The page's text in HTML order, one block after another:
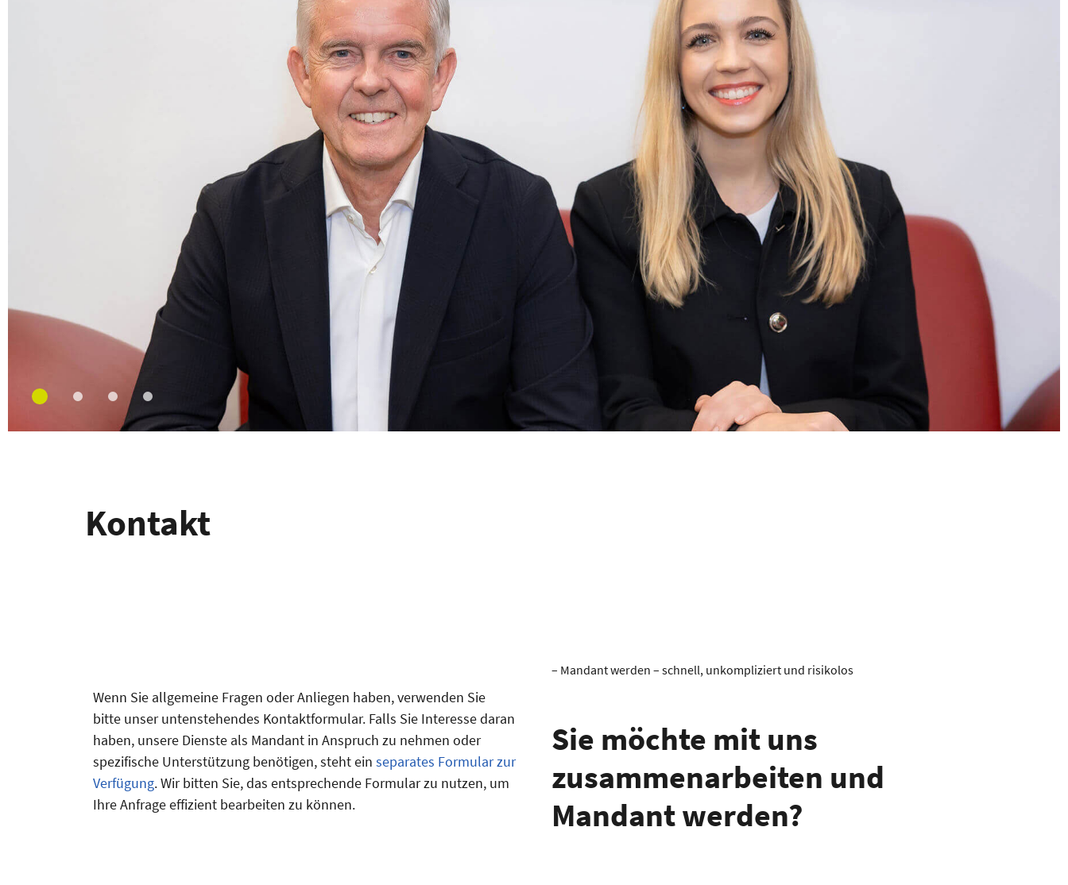
Kontakt
Wenn Sie allgemeine Fragen oder Anliegen haben, verwenden Sie
bitte unser untenstehendes Kontaktformular. Falls Sie Interesse daran
haben, unsere Dienste als Mandant in Anspruch zu nehmen oder
spezifische Unterstützung benötigen, steht ein separates Formular zur
Verfügung. Wir bitten Sie, das entsprechende Formular zu nutzen, um
Ihre Anfrage effizient bearbeiten zu können.
– Mandant werden – schnell, unkompliziert und risikolos
Sie möchte mit uns
zusammenarbeiten und
Mandant werden?